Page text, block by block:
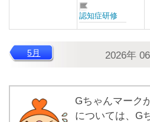
認知症研修
2026年 06
5月
Gちゃんマーク
については、G